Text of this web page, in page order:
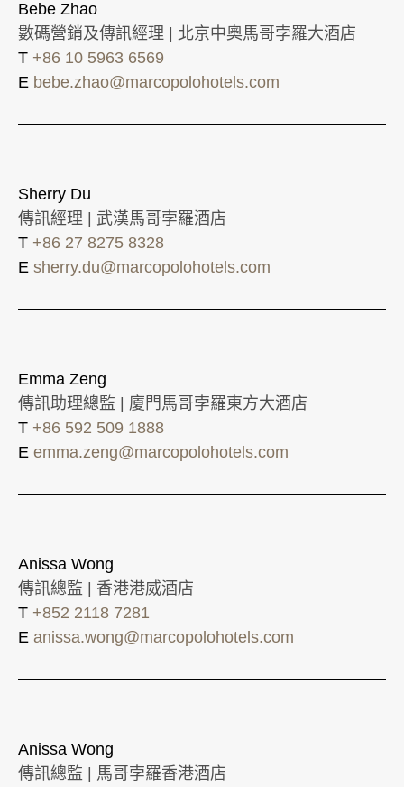
Bebe Zhao
數碼營銷及傳訊經理 | 北京中奧馬哥孛羅大酒店
T +86 10 5963 6569
E bebe.zhao@marcopolohotels.com
Sherry Du
傳訊經理 | 武漢馬哥孛羅酒店
T +86 27 8275 8328
E sherry.du@marcopolohotels.com
Emma Zeng
傳訊助理總監 | 廈門馬哥孛羅東方大酒店
T +86 592 509 1888
E emma.zeng@marcopolohotels.com
Anissa Wong
傳訊總監 | 香港港威酒店
T +852 2118 7281
E anissa.wong@marcopolohotels.com
Anissa Wong
傳訊總監 | 馬哥孛羅香港酒店